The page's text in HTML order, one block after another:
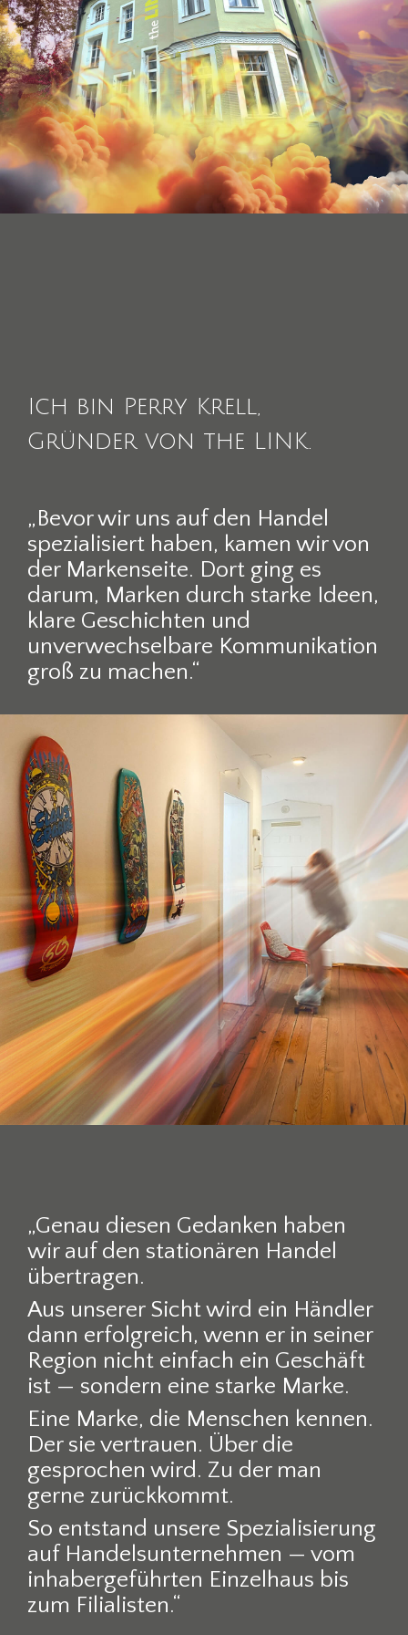
Ich bin Perry Krell,
Gründer von the LINK.
„Bevor wir uns auf den Handel
spezialisiert haben, kamen wir von
der Markenseite. Dort ging es
darum, Marken durch starke Ideen,
klare Geschichten und
unverwechselbare Kommunikation
groß zu machen.“
„Genau diesen Gedanken haben
wir auf den stationären Handel
übertragen.
Aus unserer Sicht wird ein Händler
dann erfolgreich, wenn er in seiner
Region nicht einfach ein Geschäft
ist — sondern eine starke Marke.
Eine Marke, die Menschen kennen.
Der sie vertrauen. Über die
gesprochen wird. Zu der man
gerne zurückkommt.
So entstand unsere Spezialisierung
auf Handelsunternehmen — vom
inhabergeführten Einzelhaus bis
zum Filialisten.“